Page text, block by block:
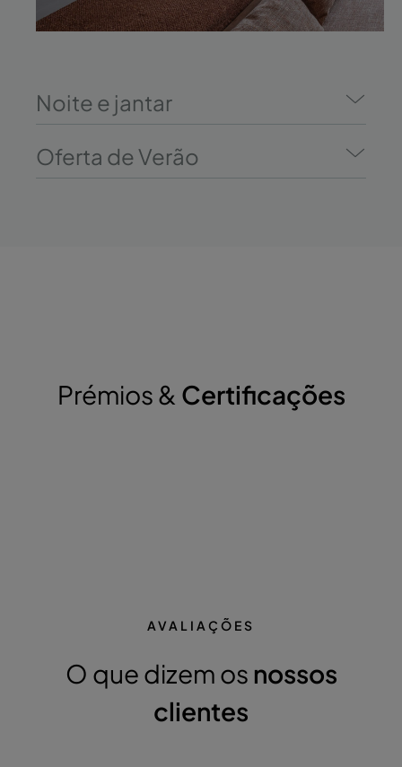
Noite e jantar
Oferta de Verão
Prémios & Certificações
AVALIAÇÕES
O que dizem os nossos
clientes